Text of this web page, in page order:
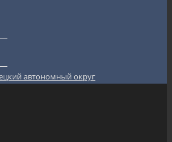
автономный округ